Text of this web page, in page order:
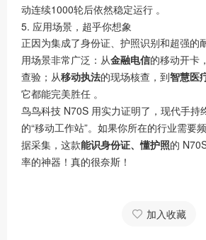
动连续1000轮后依然稳定运行 。
5. 应用场景，超乎你想象
正因为集成了身份证、护照识别和超强的
用场景非常广泛：从金融电信的移动开卡
查验；从移动执法的现场核查，到智慧医
它都能完美胜任 。
鸟鸟科技 N70S 用实力证明了，现代手持
的“移动工作站”。如果你所在的行业需要
据采集，这款能识身份证、懂护照的
率的神器！真的很奈斯！
加入收藏